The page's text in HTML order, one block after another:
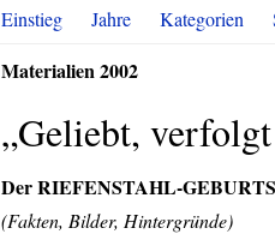
Einstieg Jahre Kategorien
Materialien 2002
„Geliebt,
DerRIEFENSTAHL-
(Fakten, Bilder, Hintergründe)